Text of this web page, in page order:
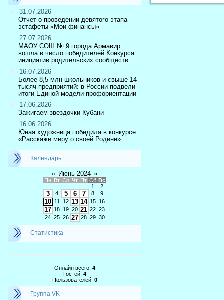
31.07.2026
Отчет о проведении девятого этапа
эстафеты «Мои финансы»
27.07.2026
МАОУ СОШ № 9 города Армавир
вошла в число победителей Конкурса
инициатив родительских сообществ
16.07.2026
Более 8,5 млн школьников и свыше 14
тысяч предприятий: в России подвели
итоги Единой модели профориентации
17.06.2026
Зажигаем звездочки Кубани
16.06.2026
Юная художница победила в конкурсе
«Расскажи миру о своей Родине»
Календарь
« Июнь 2024 »
Пн Вт Ср Чт Пт Сб Вс
1
2
3 4 5 6 7 8 9
10 11 12 13 14 15 16
17 18 19 20 21 22 23
24 25 26 27 28 29 30
Статистика
Онлайн всего: 4
Гостей: 4
Пользователей: 0
Группа VK